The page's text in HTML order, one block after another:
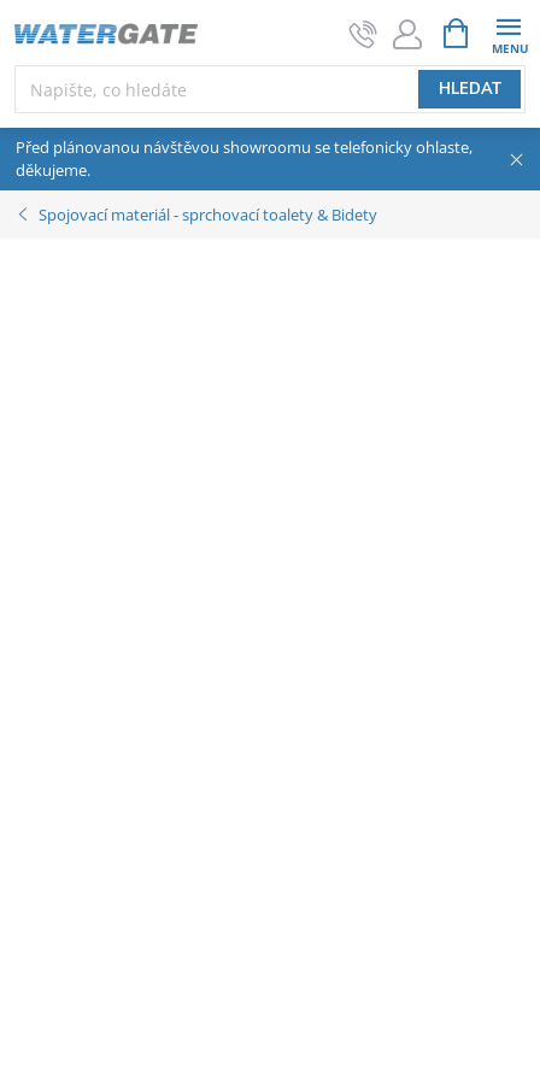
HLEDAT
Před plánovanou návštěvou showroomu se telefonicky ohlaste,
děkujeme.
Spojovací materiál - sprchovací toalety & Bidety